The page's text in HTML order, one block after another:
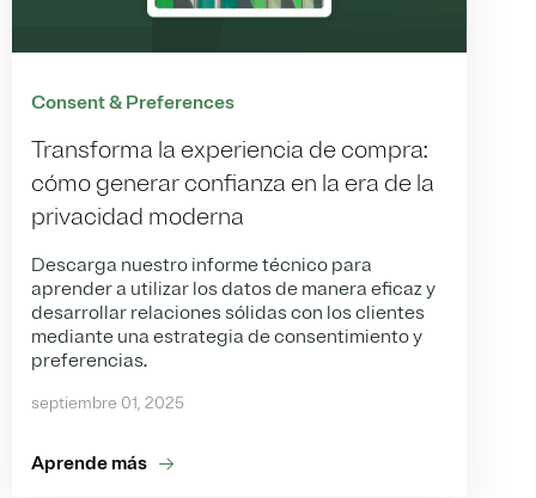
Consent & Preferences
Transforma la experiencia de compra:
cómo generar confianza en la era de la
privacidad moderna
Descarga nuestro informe técnico para
aprender a utilizar los datos de manera eficaz y
desarrollar relaciones sólidas con los clientes
mediante una estrategia de consentimiento y
preferencias.
septiembre 01, 2025
Aprende más